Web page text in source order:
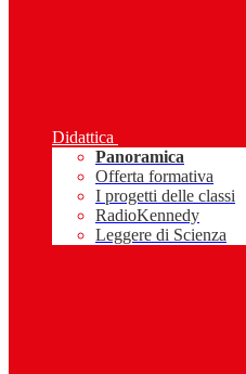
Didattica
Panoramica
Offerta formativa
I progetti delle classi
RadioKennedy
Leggere di Scienza